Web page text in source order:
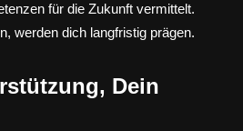
für die Zukunft vermittelt.
werden dich langfristig prägen.
Dein